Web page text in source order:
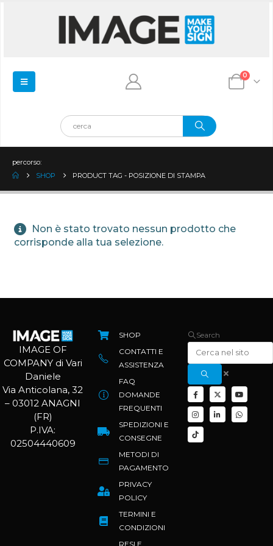
0
percorso:
SHOP
PRODUCT TAG - POSIZIONE DI STAMPA
Non è stato trovato nessun prodotto che
corrisponde alla tua selezione.
IMAGE OF
COMPANY di Vari
Daniele
Via Anticolana, 32
– 03012 ANAGNI
(FR)
P.IVA:
02504440609
SHOP
CONTATTI E
ASSISTENZA
FAQ
DOMANDE
FREQUENTI
SPEDIZIONI E
CONSEGNE
METODI DI
PAGAMENTO
PRIVACY
POLICY
TERMINI E
CONDIZIONI
RESI E
Search